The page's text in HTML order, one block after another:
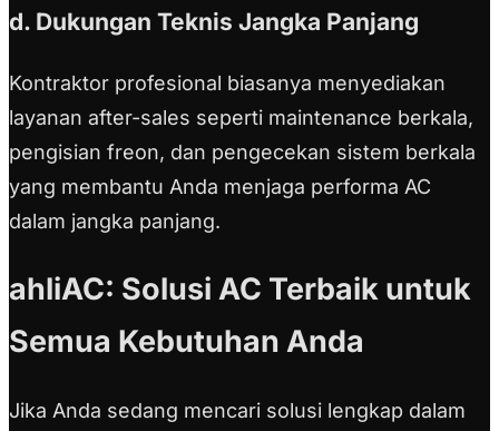
d. Dukungan Teknis Jangka Panjang
Kontraktor profesional biasanya menyediakan
layanan after-sales seperti maintenance berkala,
pengisian freon, dan pengecekan sistem berkala
yang membantu Anda menjaga performa AC
dalam jangka panjang.
ahliAC: Solusi AC Terbaik untuk
Semua Kebutuhan Anda
Jika Anda sedang mencari solusi lengkap dalam